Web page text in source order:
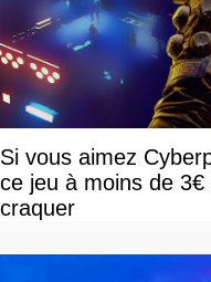
Si vous aimez
ce jeu à moins de
craquer